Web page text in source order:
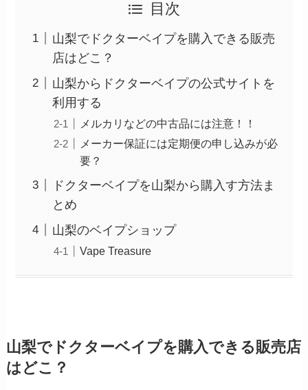
目次
山梨でドクターベイプを購入できる販売
店はどこ？
山梨からドクターベイプの公式サイトを
利用する
メルカリなどの中古品には注意！！
メーカー保証には定期便の申し込みが必
要？
ドクターベイプを山梨から購入す方法ま
とめ
山梨のベイプショップ
Vape Treasure
山梨でドクターベイプを購入できる販売店
はどこ？